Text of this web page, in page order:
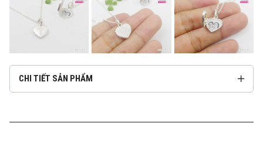
CHI TIẾT SẢN PHẨM